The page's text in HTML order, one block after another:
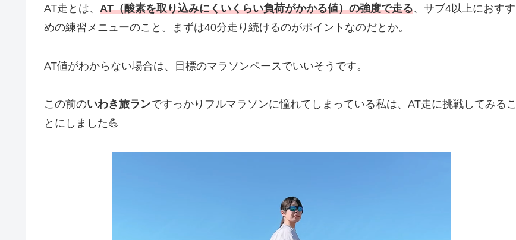
AT走とは、 AT（酸素を取り込みにくいくらい負荷がかかる値）の強度で走る、サブ4以上におすす
めの練習メニューのこと。まずは40分走り続けるのがポイントなのだとか。
AT値がわからない場合は、目標のマラソンペースでいいそうです。
この前のいわき旅ランですっかりフルマラソンに憧れてしまっている私は、AT走に挑戦してみるこ
とにしました💪